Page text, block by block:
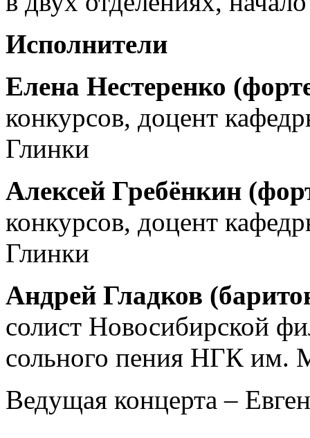
Исполнители
Елена Нестеренко
конкурсов, доцент
Глинки
Алексей Гребёнкин
конкурсов, доцент
Глинки
Андрей Гладков
солист Новосибирской
сольного пения НГК им.
Ведущая концерта –